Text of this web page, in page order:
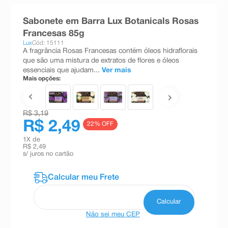
Sabonete em Barra Lux Botanicals Rosas
Francesas 85g
LuxCód: 15111
A fragrância Rosas Francesas contém óleos hidraflorais
que são uma mistura de extratos de flores e óleos
essenciais que ajudam... Ver mais
Mais opções:
R$ 3,19
R$ 2,49 22% OFF
1 X de
R$ 2,49
s/ juros no cartão
Não sei meu CEP
teste gravidez
10ºesmalte